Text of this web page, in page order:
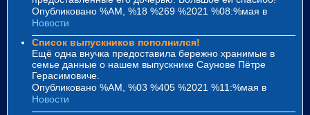
Опубликовано %AM, %18 %269 %2021 %08:%мая в
Новости
Список выпускников пополнился!
Ещё одна внучка предоставила бережно хранимые в
семье данные о нашем выпускнике Саунове Пётре
Герасимовиче.
Опубликовано %AM, %03 %405 %2021 %11:%мая в
Новости